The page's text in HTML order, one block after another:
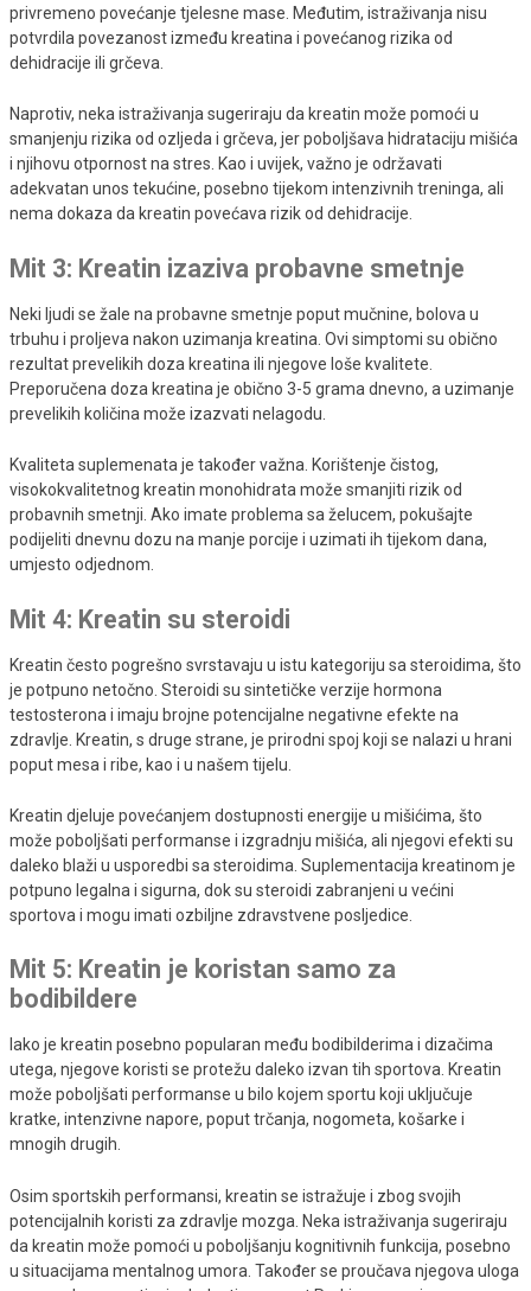
privremeno povećanje tjelesne mase. Međutim, istraživanja nisu
potvrdila povezanost između kreatina i povećanog rizika od
dehidracije ili grčeva.
Naprotiv, neka istraživanja sugeriraju da kreatin može pomoći u
smanjenju rizika od ozljeda i grčeva, jer poboljšava hidrataciju mišića
i njihovu otpornost na stres. Kao i uvijek, važno je održavati
adekvatan unos tekućine, posebno tijekom intenzivnih treninga, ali
nema dokaza da kreatin povećava rizik od dehidracije.
Mit 3: Kreatin izaziva probavne smetnje
Neki ljudi se žale na probavne smetnje poput mučnine, bolova u
trbuhu i proljeva nakon uzimanja kreatina. Ovi simptomi su obično
rezultat prevelikih doza kreatina ili njegove loše kvalitete.
Preporučena doza kreatina je obično 3-5 grama dnevno, a uzimanje
prevelikih količina može izazvati nelagodu.
Kvaliteta suplemenata je također važna. Korištenje čistog,
visokokvalitetnog kreatin monohidrata može smanjiti rizik od
probavnih smetnji. Ako imate problema sa želucem, pokušajte
podijeliti dnevnu dozu na manje porcije i uzimati ih tijekom dana,
umjesto odjednom.
Mit 4: Kreatin su steroidi
Kreatin često pogrešno svrstavaju u istu kategoriju sa steroidima, što
je potpuno netočno. Steroidi su sintetičke verzije hormona
testosterona i imaju brojne potencijalne negativne efekte na
zdravlje. Kreatin, s druge strane, je prirodni spoj koji se nalazi u hrani
poput mesa i ribe, kao i u našem tijelu.
Kreatin djeluje povećanjem dostupnosti energije u mišićima, što
može poboljšati performanse i izgradnju mišića, ali njegovi efekti su
daleko blaži u usporedbi sa steroidima. Suplementacija kreatinom je
potpuno legalna i sigurna, dok su steroidi zabranjeni u većini
sportova i mogu imati ozbiljne zdravstvene posljedice.
Mit 5: Kreatin je koristan samo za
bodibildere
Iako je kreatin posebno popularan među bodibilderima i dizačima
utega, njegove koristi se protežu daleko izvan tih sportova. Kreatin
može poboljšati performanse u bilo kojem sportu koji uključuje
kratke, intenzivne napore, poput trčanja, nogometa, košarke i
mnogih drugih.
Osim sportskih performansi, kreatin se istražuje i zbog svojih
potencijalnih koristi za zdravlje mozga. Neka istraživanja sugeriraju
da kreatin može pomoći u poboljšanju kognitivnih funkcija, posebno
u situacijama mentalnog umora. Također se proučava njegova uloga